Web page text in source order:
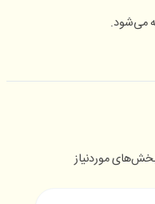
موردنیاز